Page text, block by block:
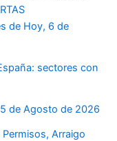
de Hoy, 6 de
sectores con
de Agosto de 2026
Arraigo